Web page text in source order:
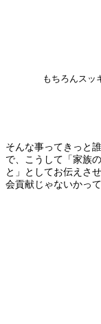
もちろんスッ
そんな事ってきっと
で、こうして「家族
と」としてお伝えさ
会貢献じゃないかっ